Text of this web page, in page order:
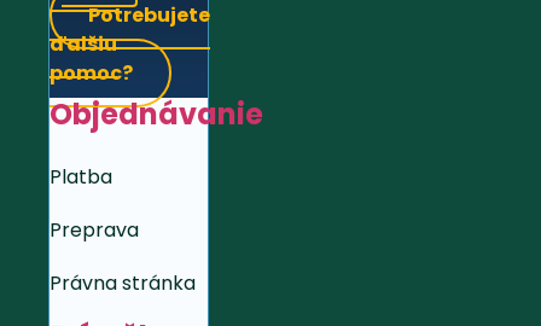
Potrebujete
ďalšiu
pomoc?
Objednávanie
Platba
Preprava
Právna stránka